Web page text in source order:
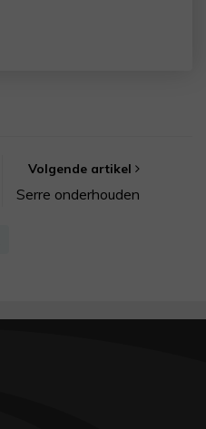
Volgende artikel
Serre onderhouden